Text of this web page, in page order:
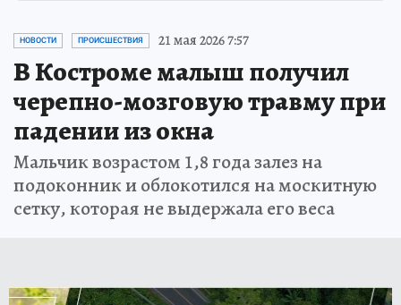
НОВОСТИ ПРОИСШЕСТВИЯ 21 мая 2026 7:57
В Костроме малыш получил
черепно-мозговую травму при
падении из окна
Мальчик возрастом 1,8 года залез на
подоконник и облокотился на москитную
сетку, которая не выдержала его веса